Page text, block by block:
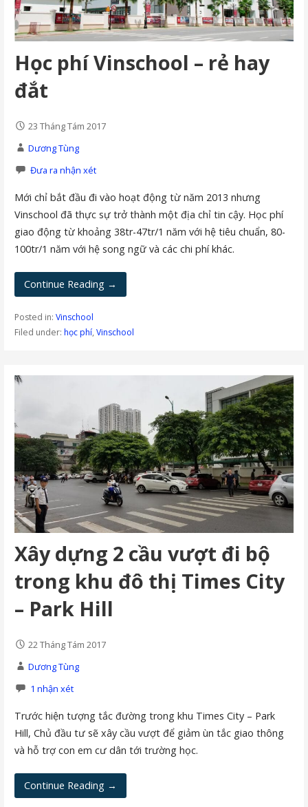
Học phí Vinschool – rẻ hay
đắt
23 Tháng Tám 2017
Dương Tùng
Đưa ra nhận xét
Mới chỉ bắt đầu đi vào hoạt động từ năm 2013 nhưng
Vinschool đã thực sự trở thành một địa chỉ tin cậy. Học phí
giao động từ khoảng 38tr-47tr/1 năm với hệ tiêu chuẩn, 80-
100tr/1 năm với hệ song ngữ và các chi phí khác.
Continue Reading →
Posted in: Vinschool
Filed under: học phí, Vinschool
Xây dựng 2 cầu vượt đi bộ
trong khu đô thị Times City
– Park Hill
22 Tháng Tám 2017
Dương Tùng
1 nhận xét
Trước hiện tượng tắc đường trong khu Times City – Park
Hill, Chủ đầu tư sẽ xây cầu vượt để giảm ùn tắc giao thông
và hỗ trợ con em cư dân tới trường học.
Continue Reading →